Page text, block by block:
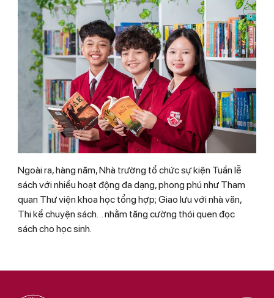
Ngoài ra, hàng năm, Nhà trường tổ chức sự kiện Tuần lễ
sách với nhiều hoạt động đa dạng, phong phú như Tham
quan Thư viện khoa học tổng hợp; Giao lưu với nhà văn,
Thi kể chuyện sách… nhằm tăng cường thói quen đọc
sách cho học sinh.